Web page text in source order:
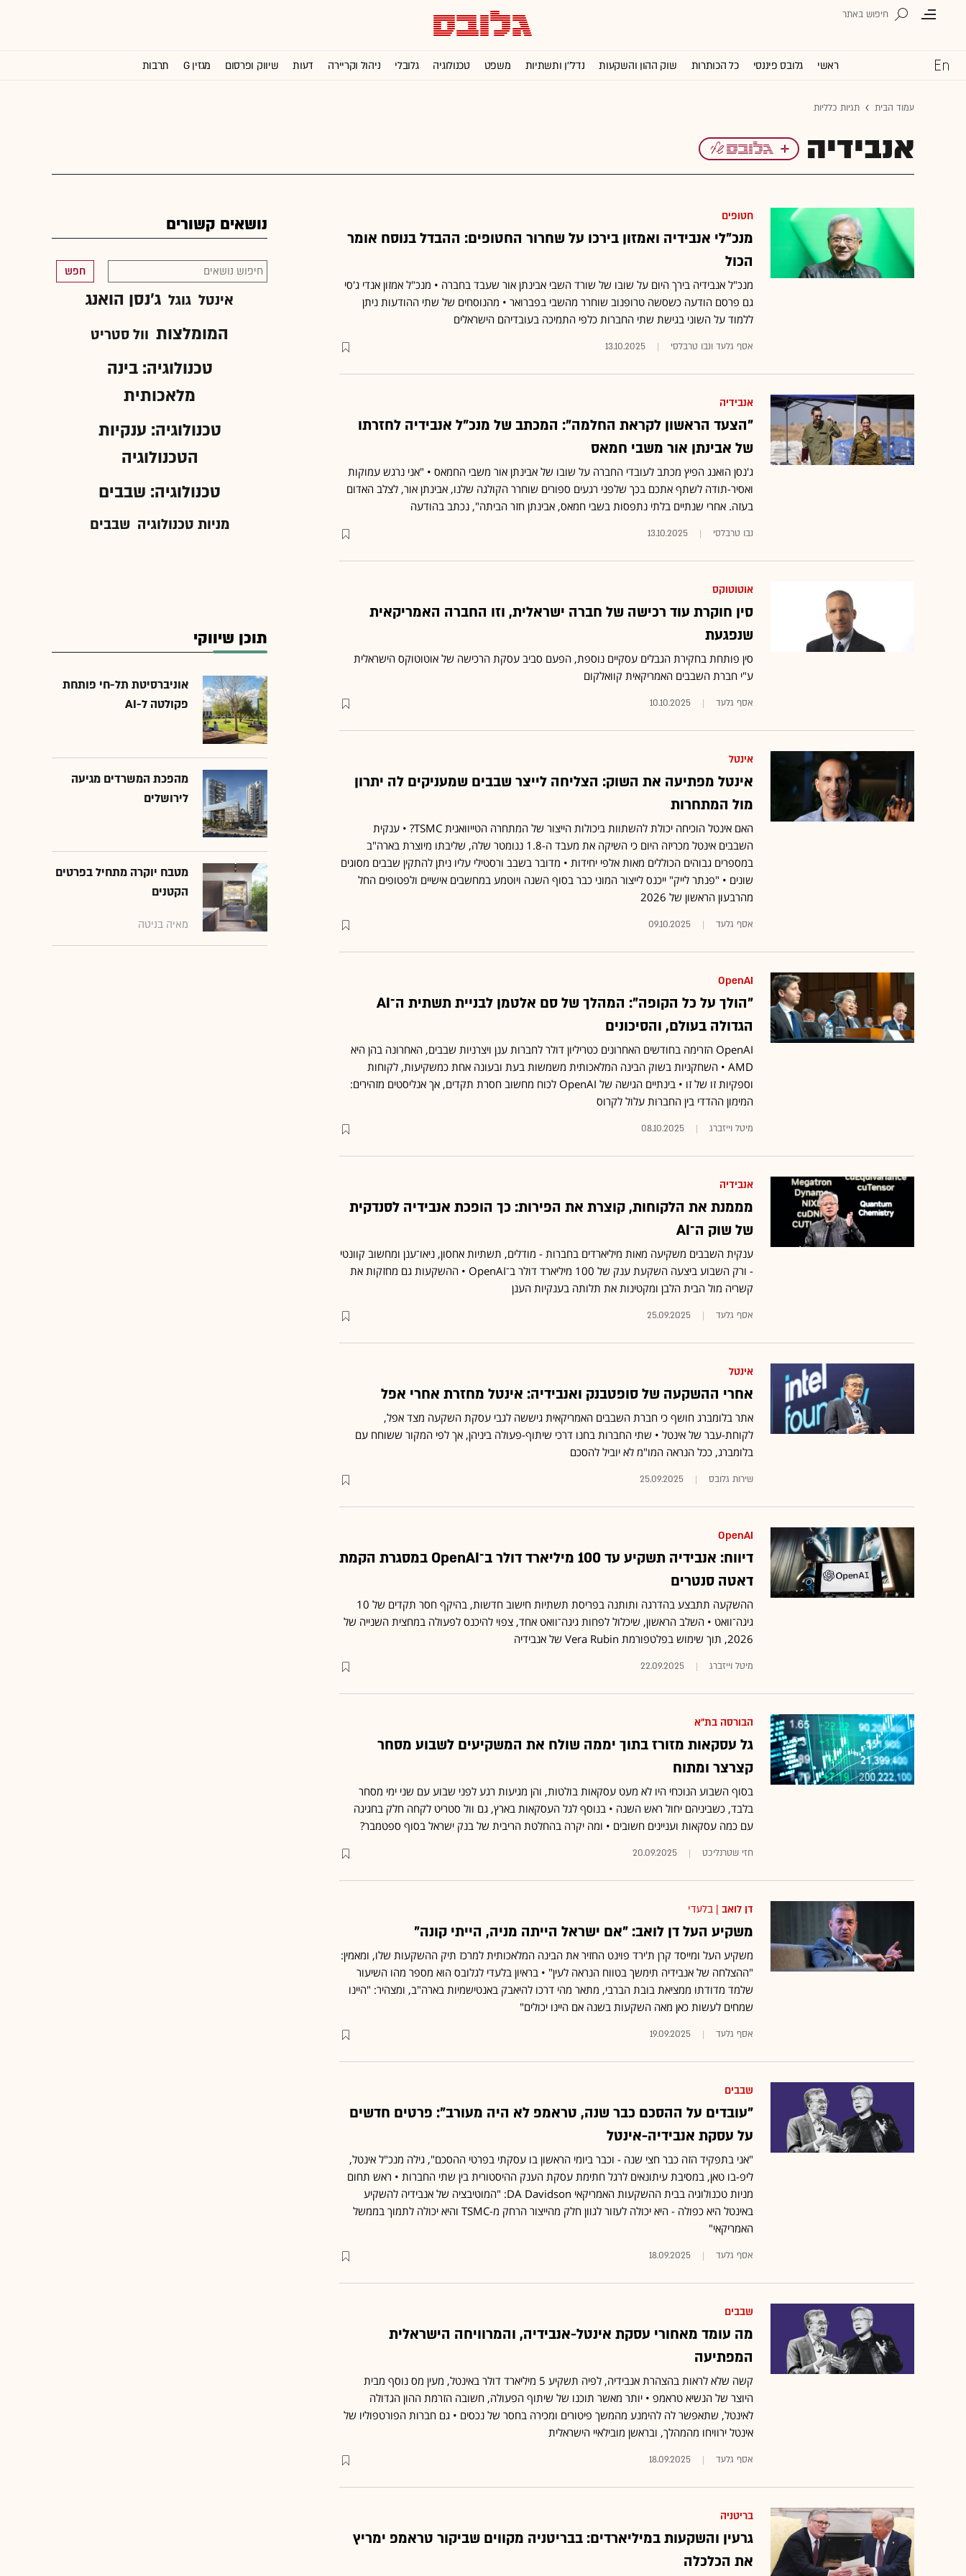
ראשי גלובס פיננסי כל הכותרות שוק ההון והשקעות נדל''ן ותשתיות משפט טכנולוגיה גלובלי ניהול וקריירה דעות שיווק ופרסום מגזין G תרבות
עמוד הבית תגיות כלליות
אנבידיה
חטופים
מנכ"לי אנבידיה ואמזון בירכו על שחרור החטופים: ההבדל בנוסח אומר
הכול
מנכ"ל אנבידיה בירך היום על שובו של שורד השבי אבינתן אור שעבד בחברה • מנכ"ל אמזון אנדי ג'סי
גם פרסם הודעה כשסשה טרופנוב שוחרר מהשבי בפברואר • מהנוסחים של שתי ההודעות ניתן
ללמוד על השוני בגישת שתי החברות כלפי התמיכה בעובדיהם הישראלים
אסף גלעד ונבו טרבלסי 13.10.2025
אנבידיה
"הצעד הראשון לקראת החלמה": המכתב של מנכ"ל אנבידיה לחזרתו
של אבינתן אור משבי חמאס
ג'נסן הואנג הפיץ מכתב לעובדי החברה על שובו של אבינתן אור משבי החמאס • "אני נרגש עמוקות
ואסיר-תודה לשתף אתכם בכך שלפני רגעים ספורים שוחרר הקולגה שלנו, אבינתן אור, לצלב האדום
בעזה. אחרי שנתיים בלתי נתפסות בשבי חמאס, אבינתן חזר הביתה", נכתב בהודעה
נבו טרבלסי 13.10.2025
אוטוטוקס
סין חוקרת עוד רכישה של חברה ישראלית, וזו החברה האמריקאית
שנפגעת
סין פותחת בחקירת הגבלים עסקיים נוספת, הפעם סביב עסקת הרכישה של אוטוטוקס הישראלית
ע"י חברת השבבים האמריקאית קוואלקום
אסף גלעד 10.10.2025
אינטל
אינטל מפתיעה את השוק: הצליחה לייצר שבבים שמעניקים לה יתרון
מול המתחרות
האם אינטל הוכיחה יכולת להשתוות ביכולות הייצור של המתחרה הטייוואנית TSMC? • ענקית
השבבים אינטל מכריזה היום כי השיקה את מעבד ה-1.8 ננומטר שלה, שליבתו מיוצרת בארה"ב
במספרים גבוהים הכוללים מאות אלפי יחידות • מדובר בשבב ורסטילי עליו ניתן להתקין שבבים מסוגים
שונים • "פנתר לייק" ייכנס לייצור המוני כבר בסוף השנה ויוטמע במחשבים אישיים ולפטופים החל
מהרבעון הראשון של 2026
אסף גלעד 09.10.2025
OpenAI
"הולך על כל הקופה": המהלך של סם אלטמן לבניית תשתית ה־AI
הגדולה בעולם, והסיכונים
OpenAI הזרימה בחודשים האחרונים כטריליון דולר לחברות ענן ויצרניות שבבים, האחרונה בהן היא
AMD • השחקניות בשוק הבינה המלאכותית משמשות בעת ובעונה אחת כמשקיעות, לקוחות
וספקיות זו של זו • בינתיים הגישה של OpenAI לכוח מחשוב חסרת תקדים, אך אנליסטים מזהירים:
המימון ההדדי בין החברות עלול לקרוס
מיטל וייזברג 08.10.2025
אנבידיה
מממנת את הלקוחות, קוצרת את הפירות: כך הופכת אנבידיה לסנדקית
של שוק ה־AI
ענקית השבבים משקיעה מאות מיליארדים בחברות - מודלים, תשתיות אחסון, ניאו־ענן ומחשוב קוונטי
- ורק השבוע ביצעה השקעת ענק של 100 מיליארד דולר ב־OpenAI • ההשקעות גם מחזקות את
קשריה מול הבית הלבן ומקטינות את תלותה בענקיות הענן
אסף גלעד 25.09.2025
אינטל
אחרי ההשקעה של סופטבנק ואנבידיה: אינטל מחזרת אחרי אפל
אתר בלומברג חושף כי חברת השבבים האמריקאית גיששה לגבי עסקת השקעה מצד אפל,
לקוחת-עבר של אינטל • שתי החברות בחנו דרכי שיתוף-פעולה ביניהן, אך לפי המקור ששוחח עם
בלומברג, ככל הנראה המו"מ לא יוביל להסכם
שירות גלובס 25.09.2025
OpenAI
דיווח: אנבידיה תשקיע עד 100 מיליארד דולר ב־OpenAI במסגרת הקמת
דאטה סנטרים
ההשקעה תתבצע בהדרגה ותותנה בפריסת תשתיות חישוב חדשות, בהיקף חסר תקדים של 10
גיגה־וואט • השלב הראשון, שיכלול לפחות גיגה־וואט אחד, צפוי להיכנס לפעולה במחצית השנייה של
2026, תוך שימוש בפלטפורמת Vera Rubin של אנבידיה
מיטל וייזברג 22.09.2025
הבורסה בת"א
גל עסקאות מזורז בתוך יממה שולח את המשקיעים לשבוע מסחר
קצרצר ומתוח
בסוף השבוע הנוכחי היו לא מעט עסקאות בולטות, והן מגיעות רגע לפני שבוע עם שני ימי מסחר
בלבד, כשביניהם יחול ראש השנה • בנוסף לגל העסקאות בארץ, גם וול סטריט לקחה חלק בחגיגה
עם כמה עסקאות ועניינים חשובים • ומה יקרה בהחלטת הריבית של בנק ישראל בסוף ספטמבר?
חזי שטרנליכט 20.09.2025
דן לואב | בלעדי
משקיע העל דן לואב: "אם ישראל הייתה מניה, הייתי קונה"
משקיע העל ומייסד קרן ת'ירד פוינט החזיר את הבינה המלאכותית למרכז תיק ההשקעות שלו, ומאמין:
"ההצלחה של אנבידיה תימשך בטווח הנראה לעין" • בראיון בלעדי לגלובס הוא מספר מהו השיעור
שלמד מדודתו ממציאת בובת הברבי, מתאר מהי דרכו להיאבק באנטישמיות בארה"ב, ומצהיר: "היינו
שמחים לעשות כאן מאה השקעות בשנה אם היינו יכולים"
אסף גלעד 19.09.2025
שבבים
"עובדים על ההסכם כבר שנה, טראמפ לא היה מעורב": פרטים חדשים
על עסקת אנבידיה-אינטל
"אני בתפקיד הזה כבר חצי שנה - וכבר ביומי הראשון בו עסקתי בפרטי ההסכם", גילה מנכ"ל אינטל,
ליפ-בו טאן, במסיבת עיתונאים לרגל חתימת עסקת הענק ההיסטורית בין שתי החברות • ראש תחום
מניות טכנולוגיה בבית ההשקעות האמריקאי DA Davidson: "המוטיבציה של אנבידיה להשקיע
באינטל היא כפולה - היא יכולה לעזור לגוון חלק מהייצור הרחק מ-TSMC והיא יכולה לתמוך בממשל
האמריקאי"
אסף גלעד 18.09.2025
שבבים
מה עומד מאחורי עסקת אינטל-אנבידיה, והמרוויחה הישראלית
המפתיעה
קשה שלא לראות בהצהרת אנבידיה, לפיה תשקיע 5 מיליארד דולר באינטל, מעין מס נוסף מבית
היוצר של הנשיא טראמפ • יותר מאשר תוכנו של שיתוף הפעולה, חשובה הזרמת ההון הגדולה
לאינטל, שתאפשר לה להימנע מהמשך פיטורים ומכירה בחסר של נכסים • גם חברות הפורטפוליו של
אינטל ירוויחו מהמהלך, ובראשן מובילאיי הישראלית
אסף גלעד 18.09.2025
בריטניה
גרעין והשקעות במיליארדים: בבריטניה מקווים שביקור טראמפ ימריץ
את הכלכלה
נושאים קשורים
חפש
אינטל גוגל ג'נסן הואנג
המומלצות וול סטריט
טכנולוגיה: בינה
מלאכותית
טכנולוגיה: ענקיות
הטכנולוגיה
טכנולוגיה: שבבים
מניות טכנולוגיה שבבים
תוכן שיווקי
אוניברסיטת תל-חי פותחת
פקולטה ל-AI
מהפכת המשרדים מגיעה
לירושלים
מטבח יוקרה מתחיל בפרטים
הקטנים
מאיה בניטה